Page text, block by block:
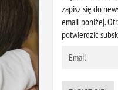
zapisz się do
email poniżej.
potwierdzić